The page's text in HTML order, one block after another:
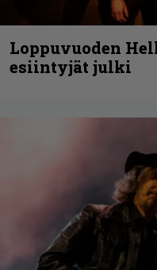
Loppuvuoden
esiintyjät julki